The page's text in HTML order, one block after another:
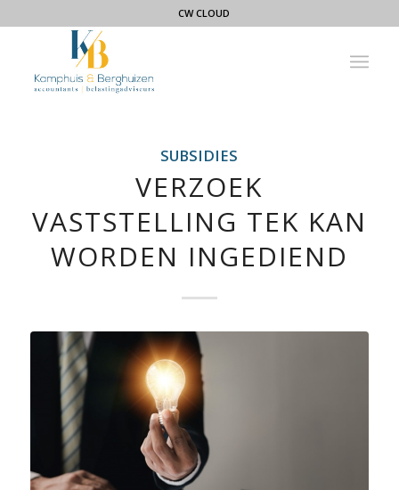
CW CLOUD
SUBSIDIES
VERZOEK
VASTSTELLING TEK KAN
WORDEN INGEDIEND